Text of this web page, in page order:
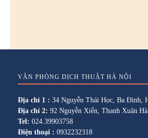
VĂN PHÒNG DỊCH THUẬT HÀ NỘI
Địa chỉ 1 : 34 Nguyễn Thái Học, Ba Đình,
Địa chỉ 2: 92 Nguyễn Xiển, Thanh Xuân
Tel: 024.39903758
Điện thoại : 0932232318